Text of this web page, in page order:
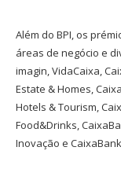
Além do BPI, os
áreas de negócio e
imagin, VidaCaixa,
Estate & Homes,
Hotels & Tourism,
Food&Drinks,
Inovação e